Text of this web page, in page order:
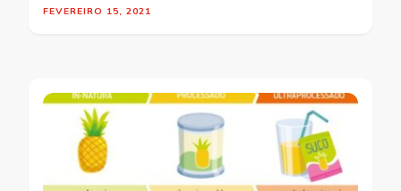
FEVEREIRO 15, 2021